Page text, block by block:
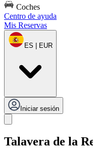
Coches
Centro de ayuda
Mis Reservas
ES | EUR
Iniciar sesión
Talavera de la